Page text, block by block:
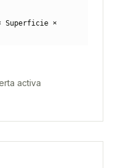
Superficie ×
activa